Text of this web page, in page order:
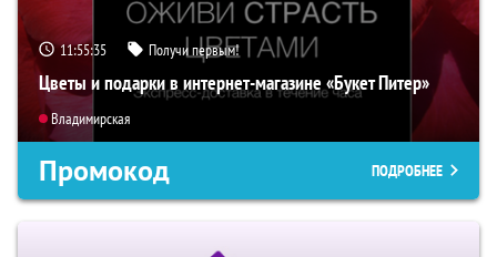
11:55:34 Получи первым!
Цветы и подарки в интернет-магазине «Букет Питер»
Владимирская
Промокод ПОДРОБНЕЕ